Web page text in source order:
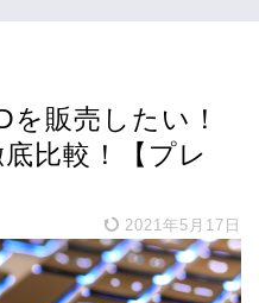
を販売したい！
比較！【プレ
2021年5月17日